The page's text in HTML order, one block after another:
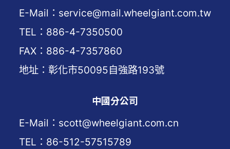
E-Mail：service@mail.wheelgiant.com.tw
TEL：886-4-7350500
FAX：886-4-7357860
地址：彰化市50095自強路193號
中國分公司
E-Mail：scott@wheelgiant.com.cn
TEL：86-512-57515789